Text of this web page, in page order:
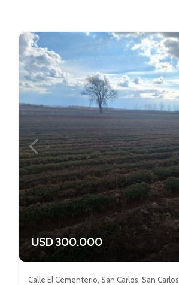
USD 300.000
Calle El Cementerio, San Carlos, San Carlos